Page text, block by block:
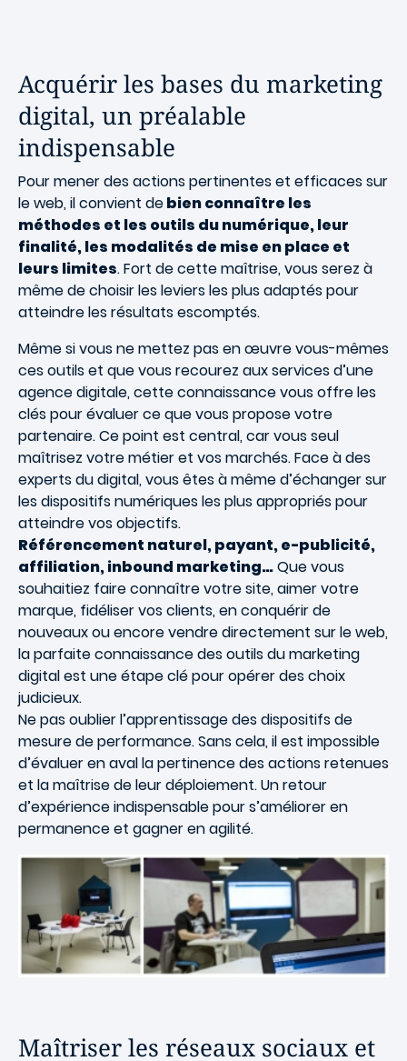
Acquérir les bases du marketing
digital, un préalable
indispensable
Pour mener des actions pertinentes et efficaces sur
le web, il convient debien connaître les
méthodes et les outils du numérique, leur
finalité, les modalités de mise en place et
leurs limites. Fort de cette maîtrise, vous serez à
même de choisir les leviers les plus adaptés pour
atteindre les résultats escomptés.
Même si vous ne mettez pas en œuvre vous-mêmes
ces outils et que vous recourez aux services d’une
agence digitale, cette connaissance vous offre les
clés pour évaluer ce que vous propose votre
partenaire. Ce point est central, car vous seul
maîtrisez votre métier et vos marchés. Face à des
experts du digital, vous êtes à même d’échanger sur
les dispositifs numériques les plus appropriés pour
atteindre vos objectifs.
Référencement naturel, payant, e-publicité,
affiliation, inbound marketing…Que vous
souhaitiez faire connaître votre site, aimer votre
marque, fidéliser vos clients, en conquérir de
nouveaux ou encore vendre directement sur le web,
la parfaite connaissance des outils du marketing
digital est une étape clé pour opérer des choix
judicieux.
Ne pas oublier l’apprentissage des dispositifs de
mesure de performance. Sans cela, il est impossible
d’évaluer en aval la pertinence des actions retenues
et la maîtrise de leur déploiement. Un retour
d’expérience indispensable pour s’améliorer en
permanence et gagner en agilité.
Maîtriser les réseaux sociaux et